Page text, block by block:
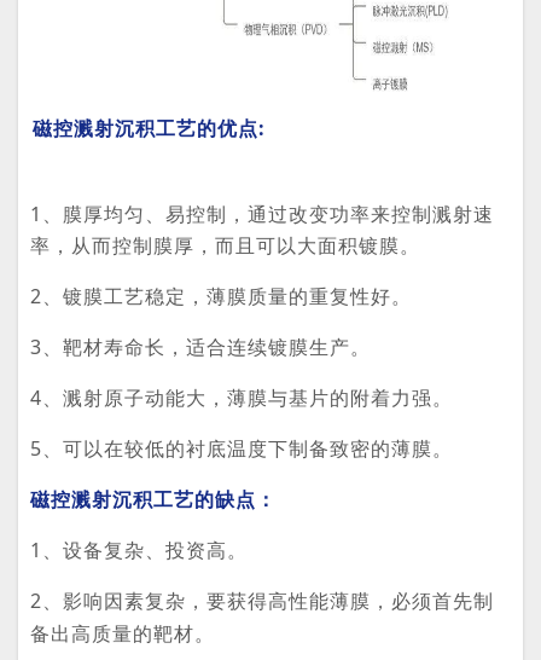
磁控溅射沉积工艺的优点:
1、膜厚均匀、易控制，通过改变功率来控制溅射速
率，从而控制膜厚，而且可以大面积镀膜。
2、镀膜工艺稳定，薄膜质量的重复性好。
3、靶材寿命长，适合连续镀膜生产。
4、溅射原子动能大，薄膜与基片的附着力强。
5、可以在较低的衬底温度下制备致密的薄膜。
磁控溅射沉积工艺的缺点：
1、设备复杂、投资高。
2、影响因素复杂，要获得高性能薄膜，必须首先制
备出高质量的靶材。